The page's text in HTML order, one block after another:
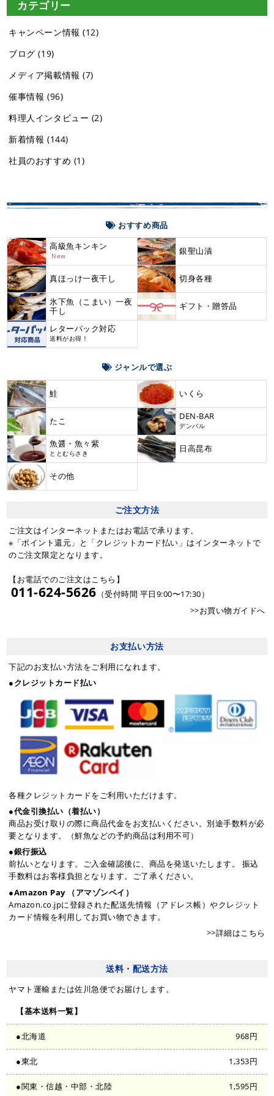
カテゴリー
キャンペーン情報 (12)
ブログ (19)
メディア掲載情報 (7)
催事情報 (96)
料理人インタビュー (2)
新着情報 (144)
社員のおすすめ (1)
おすすめ商品
高級魚キンキン
New 銀聖山漬
真ほっけ一夜干し 切身各種
氷下魚（こまい）一夜
干し
ギフト・贈答品
レターパック対応
送料がお得！
ジャンルで選ぶ
鮭 いくら
たこ DEN-BAR
デンバル
魚醤・魚々紫
ととむらさき 日高昆布
その他
ご注文方法
ご注文はインターネットまたはお電話で承ります。
※「ポイント還元」と「クレジットカード払い」はインターネットで
のご注文限定となります。
【お電話でのご注文はこちら】
011-624-5626 （受付時間 平日9:00〜17:30）
>>お買い物ガイドへ
お支払い方法
下記のお支払い方法をご利用になれます。
●クレジットカード払い
各種クレジットカードをご利用いただけます。
●代金引換払い（着払い）
商品お受け取りの際に商品代金をお支払いください。別途手数料が必
要となります。（鮮魚などの予約商品は利用不可）
●銀行振込
前払いとなります。ご入金確認後に、商品を発送いたします。 振込
手数料はお客様負担となります。ご了承ください。
●Amazon Pay （アマゾンペイ）
Amazon.co.jpに登録された配送先情報（アドレス帳）やクレジット
カード情報を利用してお買い物できます。
>>詳細はこちら
送料・配送方法
ヤマト運輸または佐川急便でお届けします。
【基本送料一覧】
●北海道 968円
●東北 1,353円
●関東・信越・中部・北陸 1,595円